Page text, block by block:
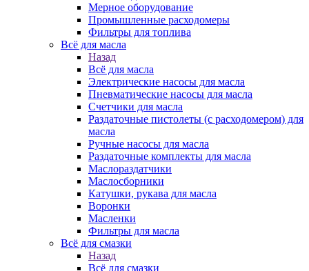
Мерное оборудование
Промышленные расходомеры
Фильтры для топлива
Всё для масла
Назад
Всё для масла
Электрические насосы для масла
Пневматические насосы для масла
Счетчики для масла
Раздаточные пистолеты (с расходомером) для
масла
Ручные насосы для масла
Раздаточные комплекты для масла
Маслораздатчики
Маслосборники
Катушки, рукава для масла
Воронки
Масленки
Фильтры для масла
Всё для смазки
Назад
Всё для смазки